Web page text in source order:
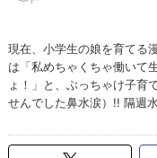
現在、小学生の娘を育てる
は「私めちゃくちゃ働いて
ょ！」と、ぶっちゃけ子育
せんでした鼻水涙）!! 隔週